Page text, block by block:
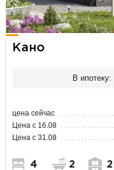
Кано
В ипотеку:
цена сейчас
Цена с 16.08
Цена с 31.08
4 2 2